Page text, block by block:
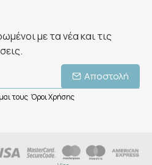
με τα νέα και τις
Αποστολή
τους Όροι Χρήσης